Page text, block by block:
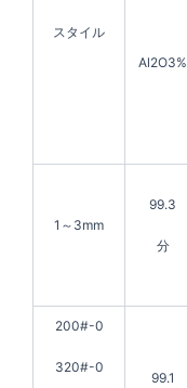
スタイル
Al2O3%
1～3mm
99.3
分
200#-0
320#-0
99.1